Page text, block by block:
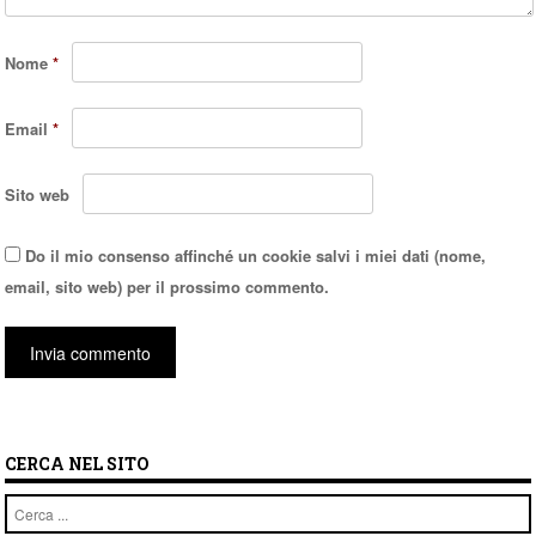
Nome*
Email*
Sito web
Do il mio consenso affinché un cookie salvi i miei dati (nome,
email, sito web) per il prossimo commento.
CERCA NEL SITO
Cerca